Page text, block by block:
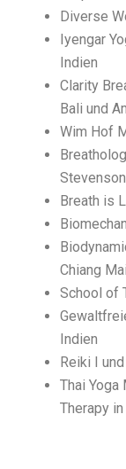
Diverse
Iyengar
Indien
Clarity
Bali und
Wim Hof
Stevenson
Breath is
Chiang
School of
Indien
Reiki I
Thai Yoga
Therapy